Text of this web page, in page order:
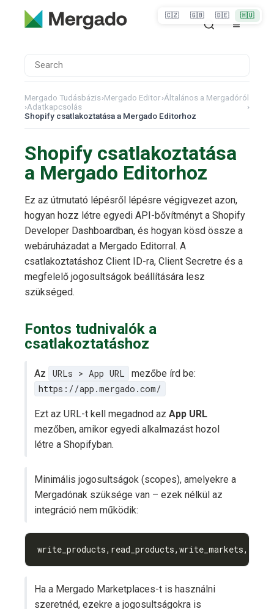
Mergado Tudásbázis›Mergado Editor›Általános a Mergadóról
›Adatkapcsolás
›
Shopify csatlakoztatása a Mergado Editorhoz
Shopify csatlakoztatása
a Mergado Editorhoz
Ez az útmutató lépésről lépésre végigvezet azon,
hogyan hozz létre egyedi API-bővítményt a Shopify
Developer Dashboardban, és hogyan kösd össze a
webáruházadat a Mergado Editorral. A
csatlakoztatáshoz Client ID-ra, Client Secretre és a
megfelelő jogosultságok beállítására lesz
szükséged.
Fontos tudnivalók a
csatlakoztatáshoz
Az URLs > App URL
mezőbe írd be:
https://app.mergado.com/
Ezt az URL-t kell megadnod az App URL
mezőben, amikor egyedi alkalmazást hozol
létre a Shopifyban.
Minimális jogosultságok (scopes), amelyekre a
Mergadónak szüksége van – ezek nélkül az
integráció nem működik:
Ha a Mergado Marketplaces-t is használni
szeretnéd, ezekre a jogosultságokra is
🇨🇿 🇬🇧 🇩🇪 🇭🇺